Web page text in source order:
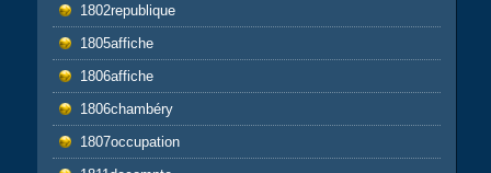
1802republique
1805affiche
1806affiche
1806chambéry
1807occupation